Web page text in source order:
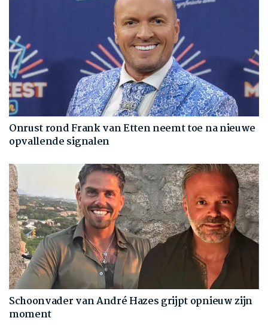
Onrust rond Frank van Etten neemt toe na nieuwe
opvallende signalen
Schoonvader van André Hazes grijpt opnieuw zijn
moment